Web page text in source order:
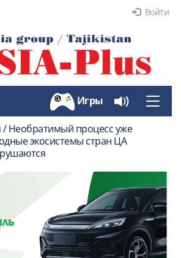
Войти
Toggle
Игры
/ Необратимый процесс уже
экосистемы стран ЦА